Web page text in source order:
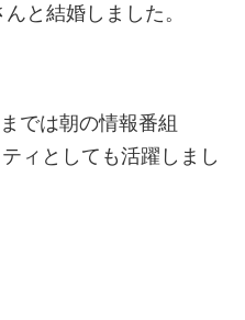
と結婚しました。
では朝の情報番組
ィとしても活躍しまし